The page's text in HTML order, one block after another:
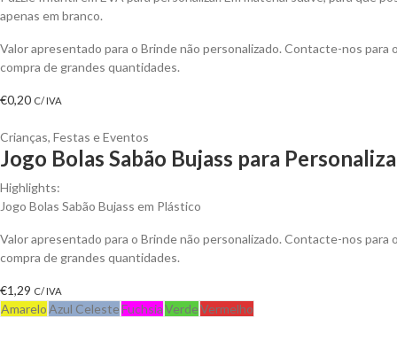
apenas em branco.
Valor apresentado para o Brinde não personalizado. Contacte-nos para
compra de grandes quantidades.
€0,20 C/ IVA
Crianças, Festas e Eventos
Jogo Bolas Sabão Bujass para
Highlights:
Jogo Bolas Sabão Bujass em Plástico
Valor apresentado para o Brinde não personalizado. Contacte-nos para
compra de grandes quantidades.
€1,29 C/ IVA
AmareloAzul CelesteFuchsiaVerdeVermelho